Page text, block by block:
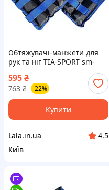
Обтяжувачі-манжети для
рук та ніг TIA-SPORT sm-
595₴
763 ₴ -22%
Купити
Lala.in.ua
4.5
Київ